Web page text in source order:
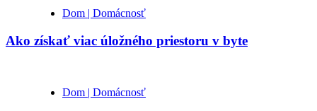
Dom | Domácnosť
Ako získať viac úložného priestoru v byte
Dom | Domácnosť